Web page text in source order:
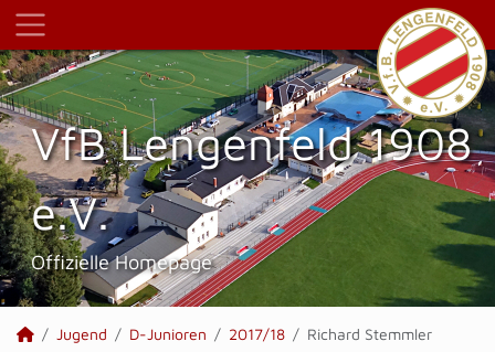
VfB Lengenfeld 1908
e.V.
Offizielle Homepage
Jugend D-Junioren 2017/18 Richard Stemmler